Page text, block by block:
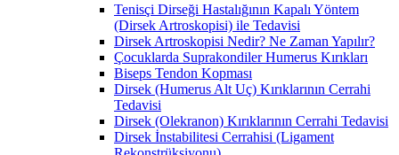
Tenisçi Dirseği Hastalığının Kapalı Yöntem
(Dirsek Artroskopisi) ile Tedavisi
Dirsek Artroskopisi Nedir? Ne Zaman Yapılır?
Çocuklarda Suprakondiler Humerus Kırıkları
Biseps Tendon Kopması
Dirsek (Humerus Alt Uç) Kırıklarının Cerrahi
Tedavisi
Dirsek (Olekranon) Kırıklarının Cerrahi Tedavisi
Dirsek İnstabilitesi Cerrahisi (Ligament